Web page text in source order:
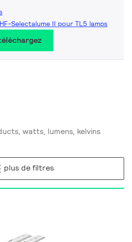
Selectalume II pour TL5 lamps
plus de filtres